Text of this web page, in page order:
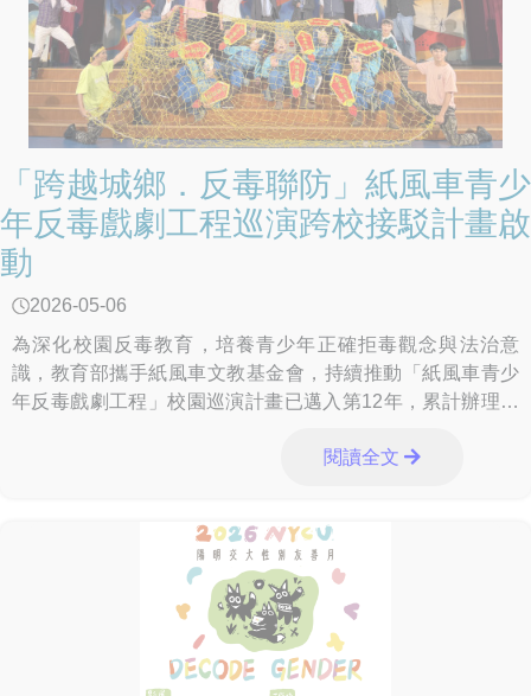
標。本紀錄片聚焦於多位遭遇重大挑戰與生命劇變後，仍選
擇擁抱光亮、勇敢站起來的「超人們」。這些生命故事具體
實踐了公約中強調的「肯定身心障礙者潛能」與「社會參
與」價值，向社會大眾展示身心障礙者在專業領域及職場中
的非凡技能與才華。教育部強調，臺灣近年來持續參考
CRPD等國際人權公約精神，不斷精進特殊教育及生命教育
的法規政策。未來也將持續優化各項支持措施，引導校園及
大眾將對多元生命的理解轉化為實際行動，共同建立一個平
等、包容且具尊嚴的社會環境。
「跨越城鄉．反毒聯防」紙風車青少
年反毒戲劇工程巡演跨校接駁計畫啟
動
2026-05-06
為深化校園反毒教育，培養青少年正確拒毒觀念與法治意
識，教育部攜手紙風車文教基金會，持續推動「紙風車青少
年反毒戲劇工程」校園巡演計畫已邁入第12年，累計辦理超
閱讀全文